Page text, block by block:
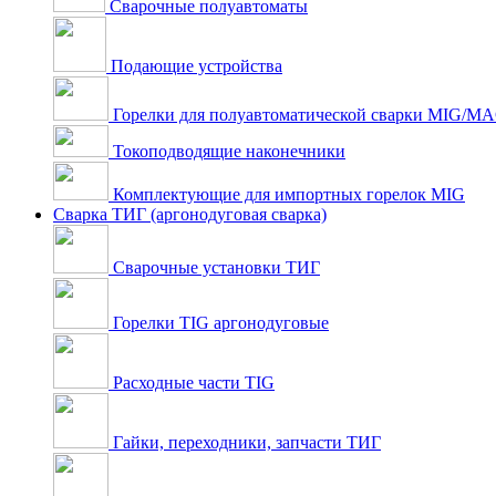
Сварочные полуавтоматы
Подающие устройства
Горелки для полуавтоматической сварки MIG/
Токоподводящие наконечники
Комплектующие для импортных горелок MIG
Сварка ТИГ (аргонодуговая сварка)
Сварочные установки ТИГ
Горелки TIG аргонодуговые
Расходные части TIG
Гайки, переходники, запчасти ТИГ